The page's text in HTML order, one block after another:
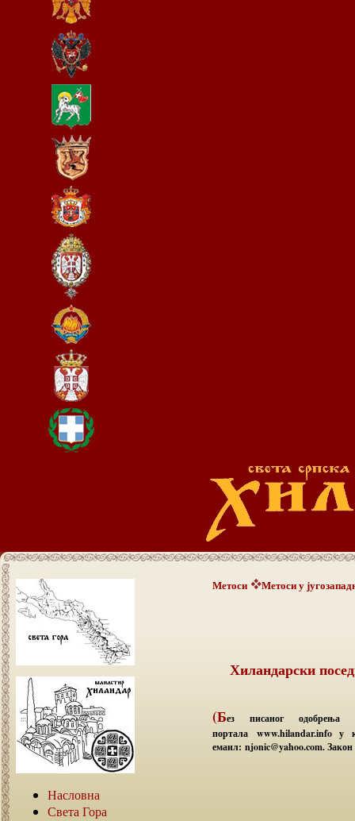
Насловна
Света Гора
Метоси Метоси у
Хиландарски
(Без писаног одобрења
портала www.hilandar.info у
емаил: njonic@yahoo.com. Закон